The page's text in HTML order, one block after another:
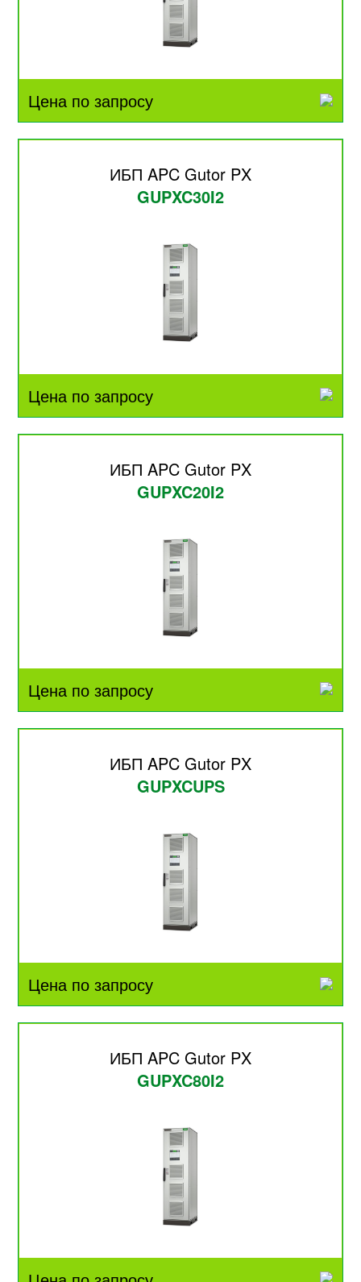
Цена по запросу
ИБП APC Gutor PX
GUPXC30I2
Цена по запросу
ИБП APC Gutor PX
GUPXC20I2
Цена по запросу
ИБП APC Gutor PX
GUPXCUPS
Цена по запросу
ИБП APC Gutor PX
GUPXC80I2